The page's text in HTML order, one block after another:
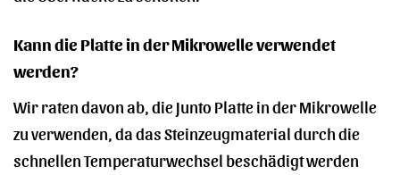
Kann die Platte in der Mikrowelle verwendet
werden?
Wir raten davon ab, die Junto Platte in der Mikrowelle
zu verwenden, da das Steinzeugmaterial durch die
schnellen Temperaturwechsel beschädigt werden